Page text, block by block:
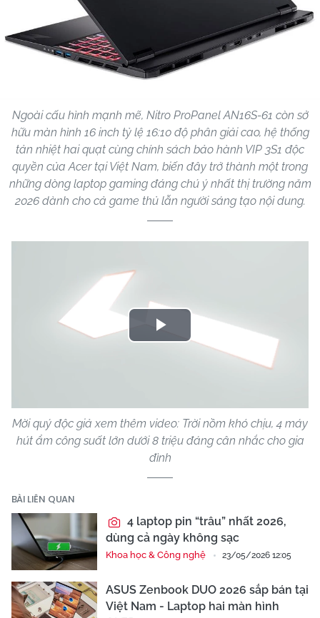
Ngoài cấu hình mạnh mẽ, Nitro ProPanel AN16S-61 còn sở
hữu màn hình 16 inch tỷ lệ 16:10 độ phân giải cao, hệ thống
tản nhiệt hai quạt cùng chính sách bảo hành VIP 3S1 độc
quyền của Acer tại Việt Nam, biến đây trở thành một trong
những dòng laptop gaming đáng chú ý nhất thị trường năm
2026 dành cho cả game thủ lẫn người sáng tạo nội dung.
Play
Mời quý độc giả xem thêm video: Trời nồm khó chịu, 4 máy
hút ẩm công suất lớn dưới 8 triệu đáng cân nhắc cho gia
đình
BÀI LIÊN QUAN
4 laptop pin “trâu” nhất 2026,
dùng cả ngày không sạc
Khoa học & Công nghệ 23/05/2026 12:05
ASUS Zenbook DUO 2026 sắp bán tại
Việt Nam - Laptop hai màn hình